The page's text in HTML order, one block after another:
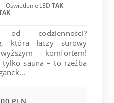
Oświetlenie LED TAK
od codzienności?
która łączy surowy
komfortem!
sauna – to rzeźba
PLN